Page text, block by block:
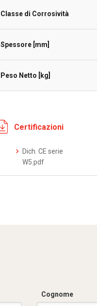
Classe di Corrosività
Spessore [mm]
Peso Netto [kg]
Certificazioni
Dich. CE serie
W5.pdf
Cognome